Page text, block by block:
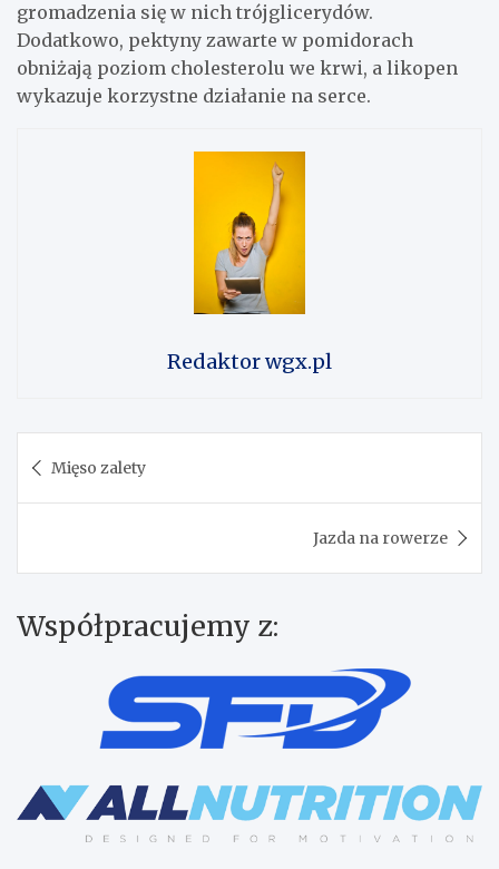
gromadzenia się w nich trójglicerydów.
Dodatkowo, pektyny zawarte w pomidorach
obniżają poziom cholesterolu we krwi, a likopen
wykazuje korzystne działanie na serce.
Redaktor wgx.pl
wpisu
Mięso zalety
Jazda na rowerze
Współpracujemy z: